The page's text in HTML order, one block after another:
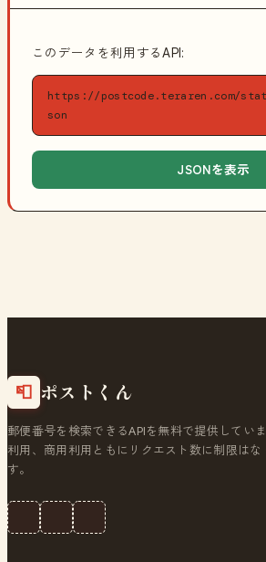
このデータを利用するAPI:
https://postcode.teraren.com/
son
JSONを表示
📮 ポストくん
郵便番号を検索できるAPIを無料で提供してい
利用、商用利用ともにリクエスト数に制限はな
す。